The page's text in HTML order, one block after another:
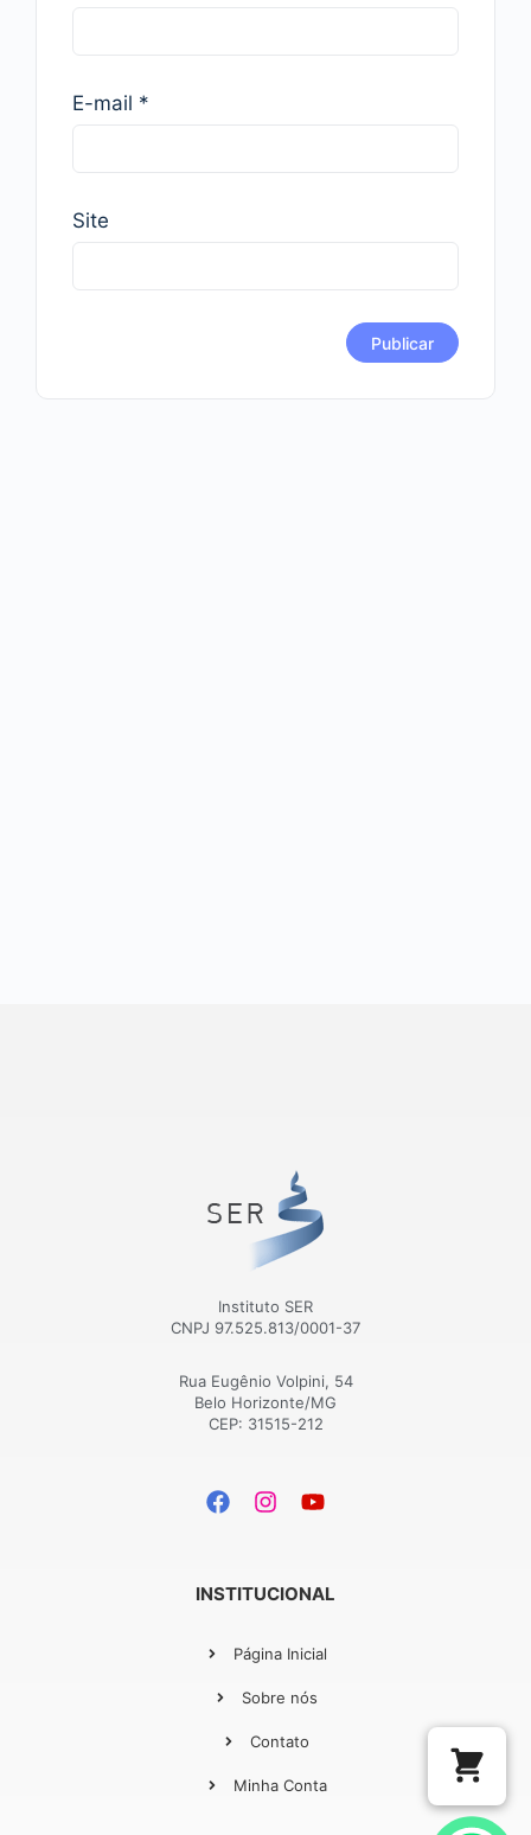
E-mail *
Site
Instituto SER
CNPJ 97.525.813/0001-37
Rua Eugênio Volpini, 54
Belo Horizonte/MG
CEP: 31515-212
INSTITUCIONAL
Página Inicial
Sobre nós
Contato
Minha Conta